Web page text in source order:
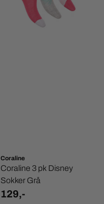
Coraline
Coraline 3 pk Disney
Sokker Grå
129,-